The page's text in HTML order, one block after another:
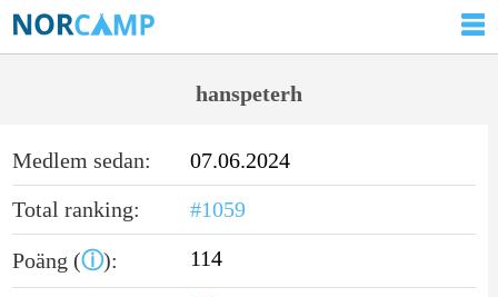
hanspeterh
Medlem sedan:
07.06.2024
Total ranking:
#1059
Poäng (ⓘ): 114